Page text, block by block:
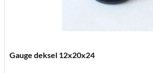
Gauge deksel 12x20x24